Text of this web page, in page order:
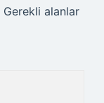
Gerekli alanlar